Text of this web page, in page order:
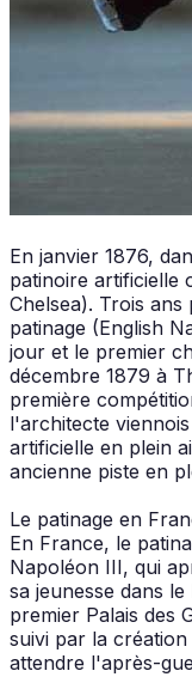
En janvier 1876,
patinoire artificielle
Chelsea). Trois ans
patinage (English
jour et le premier
décembre 1879 à
première
l'architecte
artificielle en plein
ancienne piste en
Le patinage en
En France, le
Napoléon III, qui
sa jeunesse dans le
premier Palais des
suivi par la création
attendre l'après-